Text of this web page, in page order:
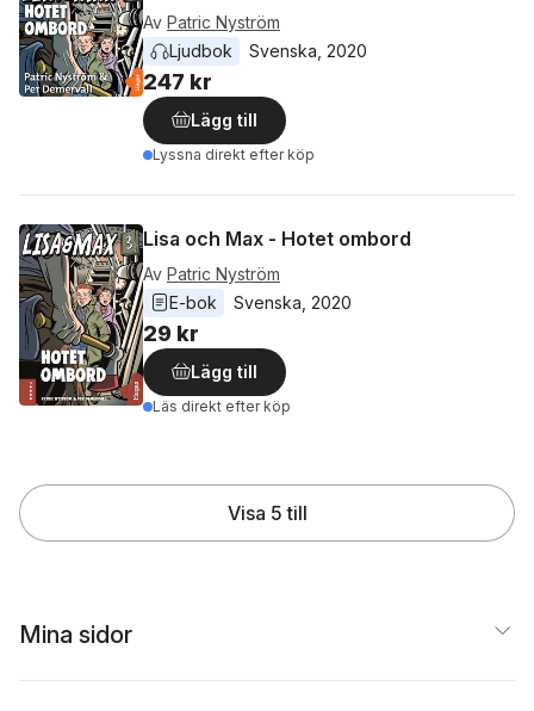
Av Patric Nyström
Ljudbok
Svenska 2020
247 kr
Lägg till
Lyssna direkt efter köp
Lisa och Max - Hotet ombord
Av Patric Nyström
E-bok
Svenska 2020
29 kr
Lägg till
Läs direkt efter köp
Visa 5 till
Mina sidor